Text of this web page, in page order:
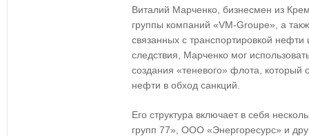
Виталий Марченко, бизнесмен из
группы компаний «VM-Groupe», а
связанных с транспортировкой
следствия, Марченко мог
создания «теневого» флота, который
нефти в обход санкций.
Его структура включает в себя
групп 77», ООО «Энергоресурс» и